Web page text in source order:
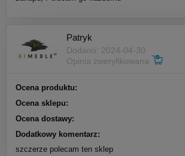
Patryk
Dodano: 2024-04-30
Opinia zweryfikowana
Ocena produktu:
Ocena sklepu:
Ocena dostawy:
Dodatkowy komentarz:
szczerze polecam ten sklep